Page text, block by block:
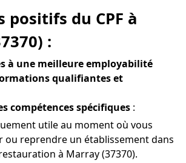
positifs du CPF à
:
à une meilleure employabilité
qualifiantes et
compétences spécifiques :
utile au moment où vous
ou reprendre un établissement dans
à Marray (37370).